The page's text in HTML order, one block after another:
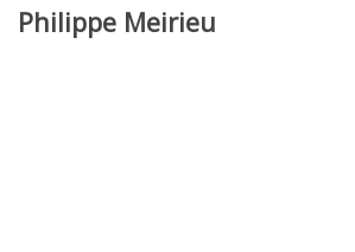
Philippe Meirieu